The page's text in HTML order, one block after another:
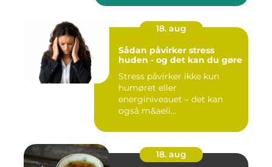
18. aug
Sådan påvirker stress
huden - og det kan du gøre
Stress påvirker ikke kun
humøret eller
energiniveauet – det kan
også m&aeli...
18. aug